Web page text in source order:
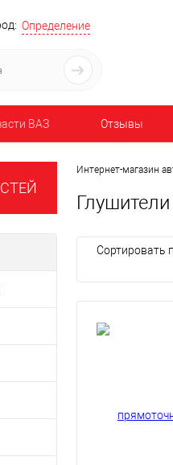
Определение
ВАЗ Отзывы
Интернет-магазин
Сортировать